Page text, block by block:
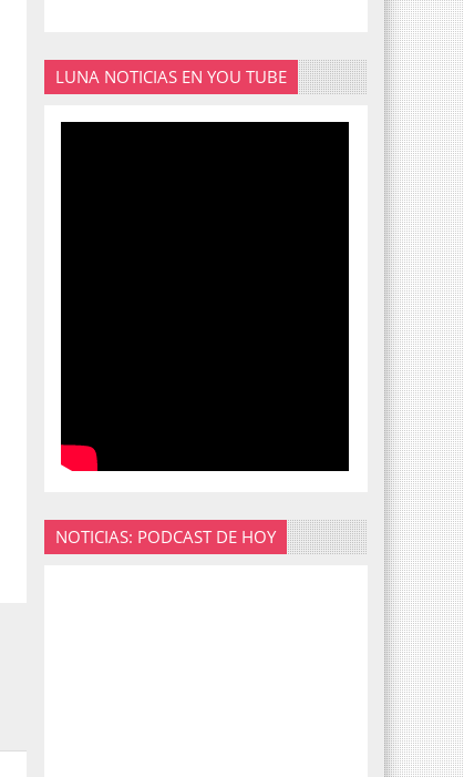
LUNA NOTICIAS EN YOU TUBE
NOTICIAS: PODCAST DE HOY